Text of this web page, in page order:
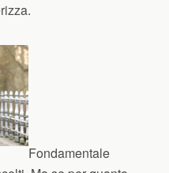
Fondamentale